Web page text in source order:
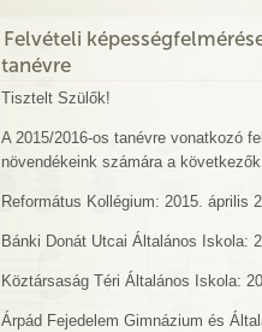
Felvételi
tanévre
Tisztelt Szülők!
A 2015/2016-os tanévre vonatkozó
növendékeink számára a
Református Kollégium: 2015. április
Bánki Donát Utcai Általános Iskola:
Köztársaság Téri Általános Iskola:
Árpád Fejedelem Gimnázium és